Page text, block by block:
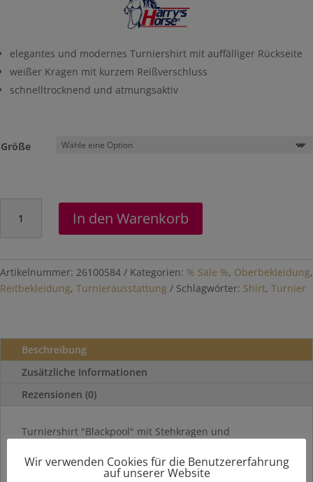
elegantes und modernes Turniershirt mit auffälliger Rückseite
weißer Kragen mit kurzem Reißverschluss
schnelltrocknend und atmungsaktiv
Größe
"Blackpool"
In den Warenkorb
Artikelnummer: 26100584 Kategorien: % Sale %, Oberbekleidung,
Reitbekleidung, Turnierausstattung Schlagwörter: Shirt, Turnier
Beschreibung
Zusätzliche Informationen
Rezensionen (0)
Turniershirt "Blackpool" mit Stehkragen und
stehender weißer Kragen, Reißverschluss,
Wir verwenden Cookies für die Benutzererfahrung
auf unserer Website